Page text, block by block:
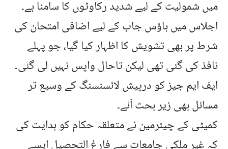
میں شمولیت کے لیے شدید رکاوٹوں کا سامنا ہے۔
اجلاس میں ہاؤس جاب کے لیے اضافی امتحان کی
شرط پر بھی تشویش کا اظہار کیا گیا، جو پہلے
نافذ کی گئی تھی لیکن تاحال واپس نہیں لی گئی۔
ایف ایم جیز کو درپیش لائسنسنگ کے وسیع تر
مسائل بھی زیر بحث آئے۔
کمیٹی کے چیئرمین نے متعلقہ حکام کو ہدایت کی